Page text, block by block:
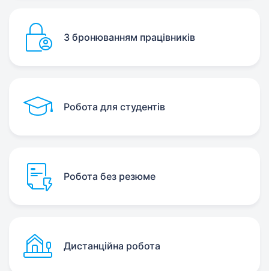
З бронюванням працівників
Робота для студентів
Робота без резюме
Дистанційна робота